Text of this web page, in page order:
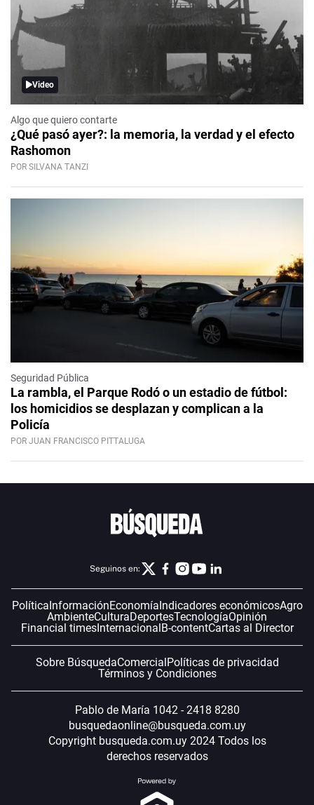
Video
Algo que quiero contarte
¿Qué pasó ayer?: la memoria, la verdad y el efecto
Rashomon
POR SILVANA TANZI
Seguridad Pública
La rambla, el Parque Rodó o un estadio de fútbol:
los homicidios se desplazan y complican a la
Policía
POR JUAN FRANCISCO PITTALUGA
Seguinos en:
Política InformaciónEconomía Indicadores económicosAgro
AmbienteCulturaDeportesTecnologíaOpinión
Financial timesInternacional B-contentCartas al Director
Sobre BúsquedaComercial Políticas de privacidad
Términos y Condiciones
Pablo de María 1042 - 2418 8280
busquedaonline@busqueda.com.uy
Copyright busqueda.com.uy 2024 Todos los
derechos reservados